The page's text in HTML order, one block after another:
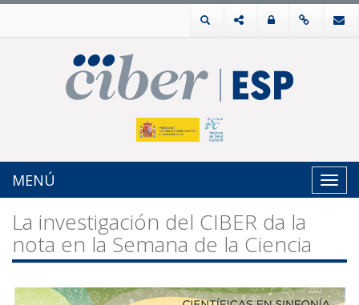
MENÚ
La investigación del CIBER da la
nota en la Semana de la Ciencia